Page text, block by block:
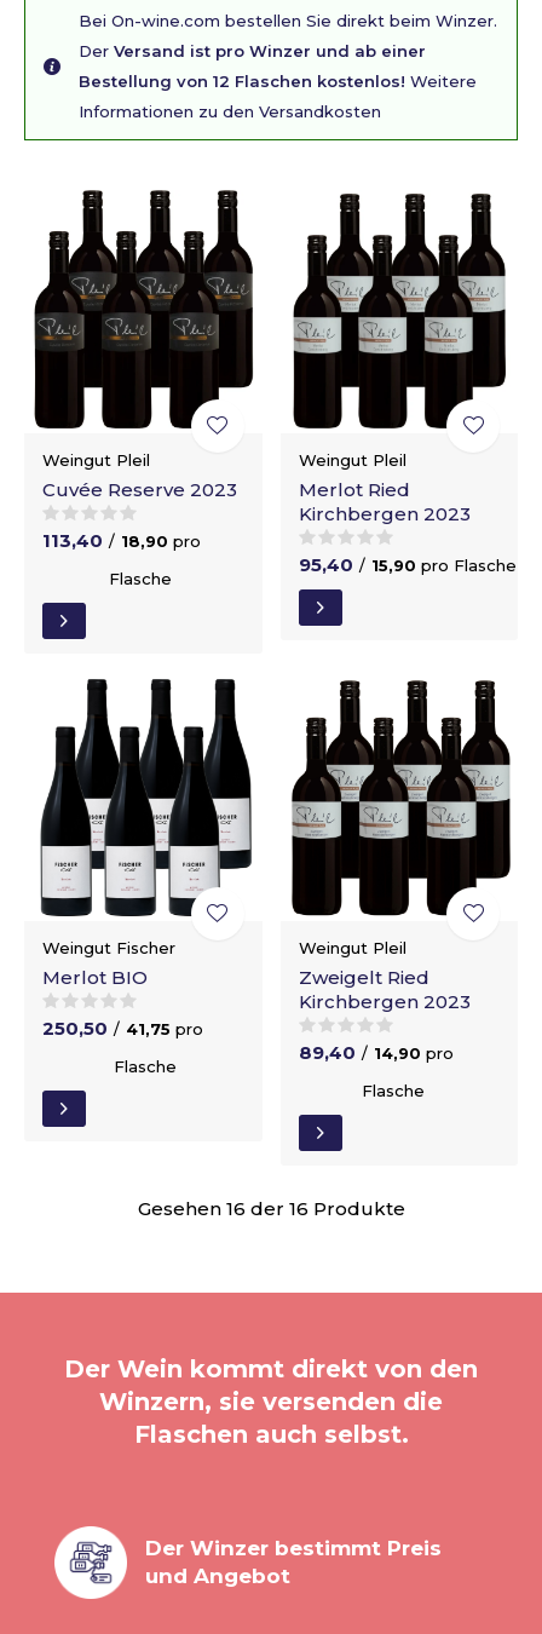
Bei On-wine.com bestellen Sie direkt beim Winzer.
Der Versand ist pro Winzer und ab einer
Bestellung von 12 Flaschen kostenlos! Weitere
Informationen zu den Versandkosten
Weingut Pleil
Cuvée Reserve 2023
113,40 / 18,90 pro
Flasche
Weingut Pleil
Merlot Ried
Kirchbergen 2023
95,40 / 15,90 pro Flasche
Weingut Fischer
Merlot BIO
250,50 / 41,75 pro
Flasche
Weingut Pleil
Zweigelt Ried
Kirchbergen 2023
89,40 / 14,90 pro
Flasche
Gesehen 16 der 16 Produkte
Der Wein kommt direkt von den
Winzern, sie versenden die
Flaschen auch selbst.
Der Winzer bestimmt Preis
und Angebot